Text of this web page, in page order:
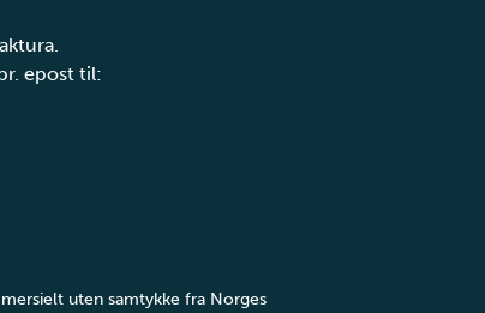
epost til:
uten samtykke fra Norges